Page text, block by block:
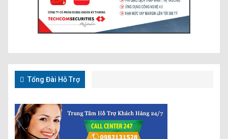
Tổng Đài Hỗ Trợ